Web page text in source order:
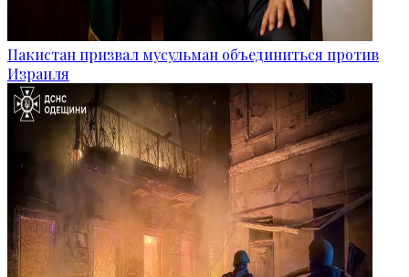
Пакистан призвал мусульман объединиться против
Израиля